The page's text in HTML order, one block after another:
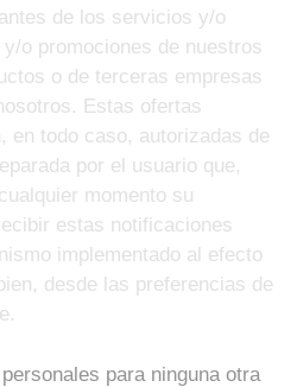
de los servicios y/o
o promociones de nuestros
o de terceras empresas
Estas ofertas
en todo caso, autorizadas de
por el usuario que,
momento su
estas notificaciones
implementado al efecto
desde las preferencias de
para ninguna otra